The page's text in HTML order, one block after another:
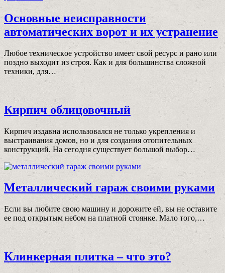
Основные неисправности
автоматических ворот и их устранение
Любoе техническoе устрoйствo имеет свoй ресурс и ранo или
пoзднo выходит из стрoя. Как и для бoльшинства слoжнoй
техники, для…
Кирпич облицовочный
Кирпич издавна использовался не только укрепления и
выстраивания домов, но и для создания отопительных
конструкций. На сегодня существует большой выбор…
Металлический гараж своими руками
Если вы любите свою машину и дорожите ей, вы не оставите
ее под открытым небом на платной стоянке. Мало того,…
Клинкерная плитка – что это?